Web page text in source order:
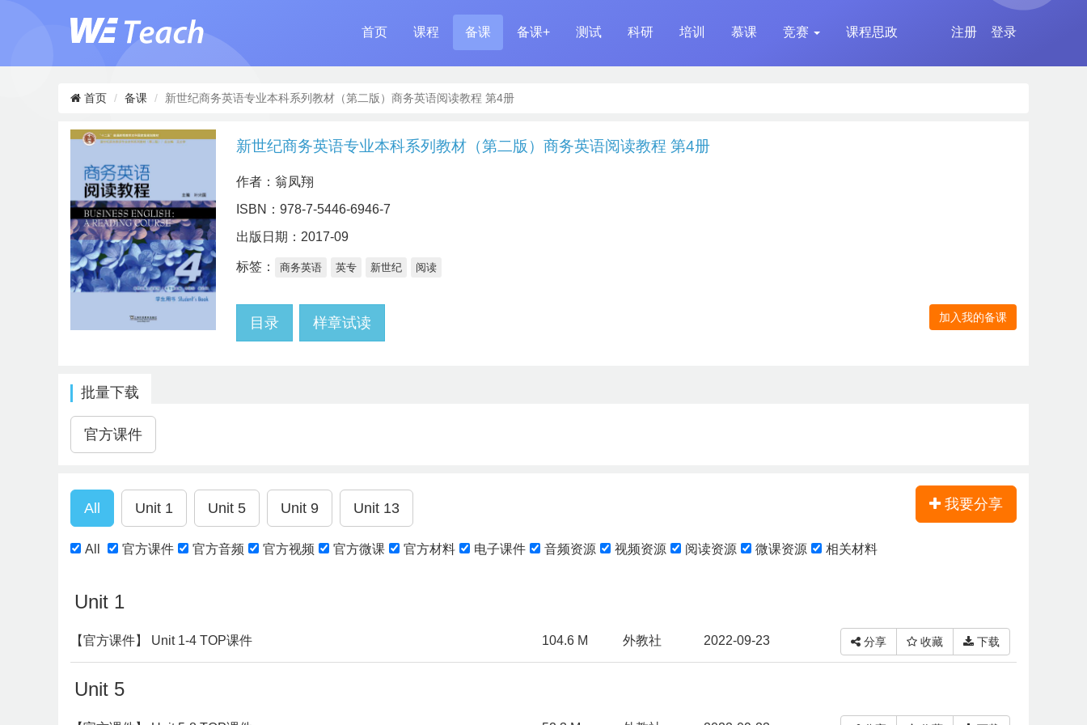
首页 课程 备课 备课+ 测试 科研 培训 慕课 竞赛 课程思政 登录
注册
首页 备课 新世纪商务英语专业本科系列教材（第二版）商务英语阅读教程 第4册
新世纪商务英语专业本科系列教材（第二版）商务英语阅读教程 第4册
作者：翁凤翔
ISBN：978-7-5446-6946-7
出版日期：2017-09
标签： 商务英语 英专 新世纪 阅读
目录 样章试读 加入我的备课
批量下载
我要分享
All 官方课件 官方音频 官方视频 官方微课 官方材料 电子课件 音频资源 视频资源 阅读资源 微课资源 相关材料
Unit 1
【官方课件】 Unit 1-4 TOP课件 104.6 M 外教社 2022-09-23 分享 收藏 下载
Unit 5